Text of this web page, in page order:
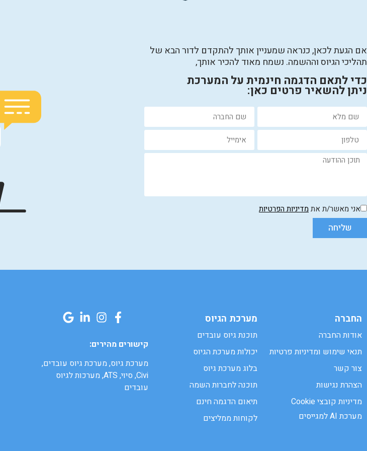
אם הגעת לכאן, כנראה שמעניין אותך להתקדם לדור הבא של
תהליכי הגיוס וההשמה. נשמח מאוד להכיר אותך,
כדי לתאם הדגמה חינמית על המערכת
ניתן להשאיר פרטים כאן:
אני מאשר/ת אתמדיניות הפרטיות
שליחה
החברה
אודות החברה
תנאי שימוש ומדיניות פרטיות
צור קשר
הצהרת נגישות
מדיניות קובצי Cookie
מערכת AI למגייסים
מערכת הגיוס
תוכנת גיוס עובדים
יכולות מערכת הגיוס
בלוג מערכת גיוס
תוכנה לחברות השמה
תיאום הדגמה חינם
לקוחות ממליצים
קישורים מהירים:
מערכת גיוס, מערכת גיוס עובדים,
Civi, סיוי, ATS, מערכות לגיוס
עובדים